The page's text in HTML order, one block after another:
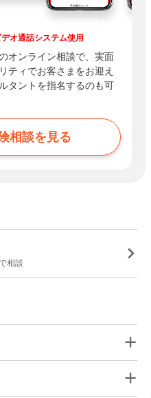
デオ通話システム使用
オンライン相談で、実面
ティでお客さまをお迎え
タントを指名するのも可
相談を見る
相談